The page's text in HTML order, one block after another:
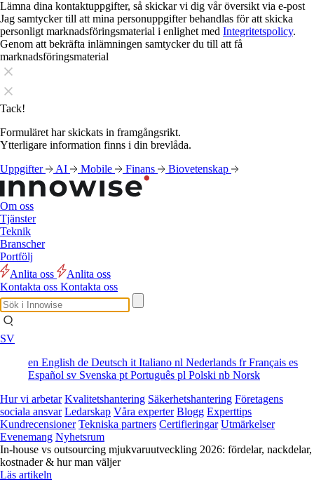
Lämna dina kontaktuppgifter, så skickar vi dig vår översikt via e-post
Jag samtycker till att mina personuppgifter behandlas för att skicka
personligt marknadsföringsmaterial i enlighet med Integritetspolicy.
Genom att bekräfta inlämningen samtycker du till att få
marknadsföringsmaterial
Tack!
Formuläret har skickats in framgångsrikt.
Ytterligare information finns i din brevlåda.
Uppgifter
AI Mobile Finans Biovetenskap
Om oss
Tjänster
Teknik
Branscher
Portfölj
Anlita oss
Anlita oss
Kontakta oss Kontakta oss
SV
en English de Deutsch it Italiano nl Nederlands frFrançais es
Español sv Svenska pt Português pl Polski nb Norsk
Hur vi arbetar Kvalitetshantering Säkerhetshantering Företagens
sociala ansvar Ledarskap Våra experter Blogg Experttips
Kundrecensioner Tekniska partners Certifieringar Utmärkelser
Evenemang Nyhetsrum
In-house vs outsourcing mjukvaruutveckling 2026: fördelar, nackdelar,
kostnader & hur man väljer
Läs artikeln